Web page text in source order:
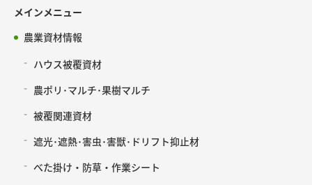
メインメニュー
農業資材情報
ハウス被覆資材
農ポリ･マルチ･果樹マルチ
被覆関連資材
遮光･遮熱･害虫･害獣･ドリフト抑止材
べた掛け・防草・作業シート